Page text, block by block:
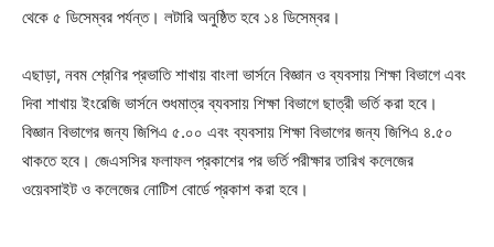
থেকে ৫ ডিসেম্বর পর্যন্ত। লটারি অনুষ্ঠিত হবে ১৪ ডিসেম্বর।
এছাড়া, নবম শ্রেণির প্রভাতি শাখায় বাংলা ভার্সনে বিজ্ঞান ও ব্যবসায় শিক্ষা বিভাগে এবং
দিবা শাখায় ইংরেজি ভার্সনে শুধমাত্র ব্যবসায় শিক্ষা বিভাগে ছাত্রী ভর্তি করা হবে।
বিজ্ঞান বিভাগের জন্য জিপিএ ৫.০০ এবং ব্যবসায় শিক্ষা বিভাগের জন্য জিপিএ ৪.৫০
থাকতে হবে। জেএসসির ফলাফল প্রকাশের পর ভর্তি পরীক্ষার তারিখ কলেজের
ওয়েবসাইট ও কলেজের নোটিশ বোর্ডে প্রকাশ করা হবে।